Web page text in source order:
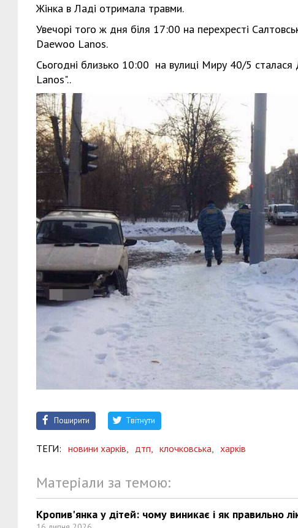
Жінка в Ладі отримала травми.
Увечорі того ж дня біля 17:00 на перехресті
Daewoo Lanos.
Сьогодні близько 10:00 на вулиці Миру 40/5
Lanos"..
Поширити Твітнути
ТЕГИ: новини харків, дтп, клочковська, харків
Матеріали за темою:
Кропив'янка у дітей: чому виникає і як правильно